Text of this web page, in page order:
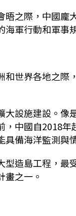
之際，中國龐
軍行動和軍事
世界各地之
大設施建設。像
，中國自2018年
備海洋監測與
造島工程，最
畫之一。